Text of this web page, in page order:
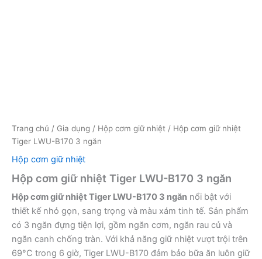
Trang chủ / Gia dụng / Hộp cơm giữ nhiệt / Hộp cơm giữ nhiệt
Tiger LWU-B170 3 ngăn
Hộp cơm giữ nhiệt
Hộp cơm giữ nhiệt Tiger LWU-B170 3 ngăn
Hộp cơm giữ nhiệt Tiger LWU-B170 3 ngăn nổi bật với
thiết kế nhỏ gọn, sang trọng và màu xám tinh tế. Sản phẩm
có 3 ngăn đựng tiện lợi, gồm ngăn cơm, ngăn rau củ và
ngăn canh chống tràn. Với khả năng giữ nhiệt vượt trội trên
69°C trong 6 giờ, Tiger LWU-B170 đảm bảo bữa ăn luôn giữ